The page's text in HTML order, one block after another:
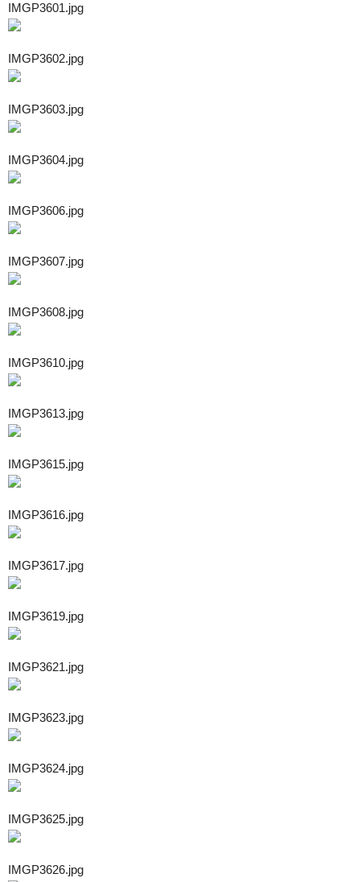
IMGP3601.jpg
IMGP3602.jpg
IMGP3603.jpg
IMGP3604.jpg
IMGP3606.jpg
IMGP3607.jpg
IMGP3608.jpg
IMGP3610.jpg
IMGP3613.jpg
IMGP3615.jpg
IMGP3616.jpg
IMGP3617.jpg
IMGP3619.jpg
IMGP3621.jpg
IMGP3623.jpg
IMGP3624.jpg
IMGP3625.jpg
IMGP3626.jpg